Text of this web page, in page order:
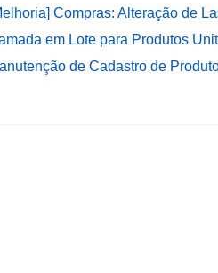
Compras: Alteração de
em Lote para Produtos
de Cadastro de